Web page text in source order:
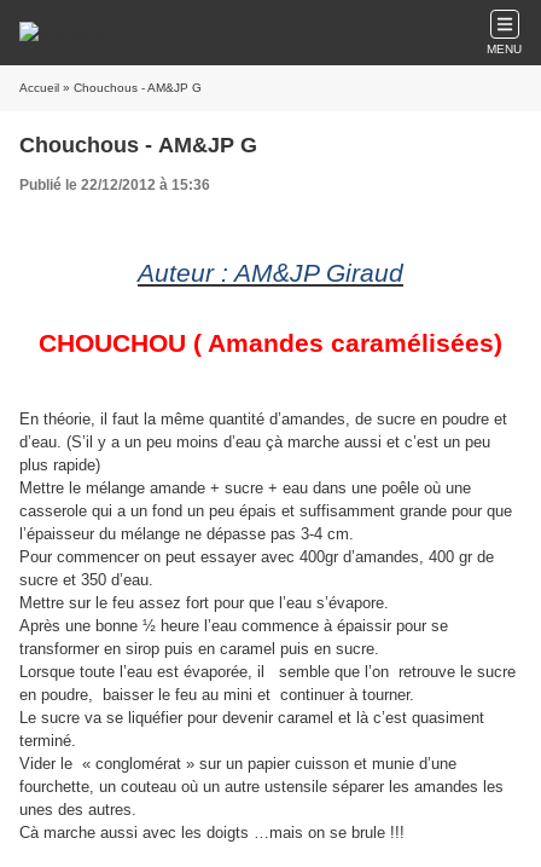
MENU
Accueil » Chouchous - AM&JP G
Chouchous - AM&JP G
Publié le 22/12/2012 à 15:36
Auteur : AM&JP Giraud
CHOUCHOU ( Amandes caramélisées)
En théorie, il faut la même quantité d’amandes, de sucre en poudre et
d’eau. (S’il y a un peu moins d’eau çà marche aussi et c’est un peu
plus rapide)
Mettre le mélange amande + sucre + eau dans une poêle où une
casserole qui a un fond un peu épais et suffisamment grande pour que
l’épaisseur du mélange ne dépasse pas 3-4 cm.
Pour commencer on peut essayer avec 400gr d’amandes, 400 gr de
sucre et 350 d’eau.
Mettre sur le feu assez fort pour que l’eau s’évapore.
Après une bonne ½ heure l’eau commence à épaissir pour se
transformer en sirop puis en caramel puis en sucre.
Lorsque toute l’eau est évaporée, il semble que l’on retrouve le sucre
en poudre, baisser le feu au mini et continuer à tourner.
Le sucre va se liquéfier pour devenir caramel et là c’est quasiment
terminé.
Vider le « conglomérat » sur un papier cuisson et munie d’une
fourchette, un couteau où un autre ustensile séparer les amandes les
unes des autres.
Cà marche aussi avec les doigts …mais on se brule !!!